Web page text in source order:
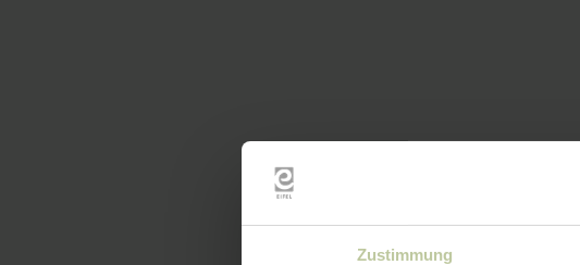
Zustimmung